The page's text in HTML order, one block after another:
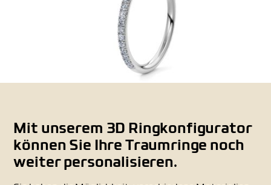
Mit unserem 3D Ringkonfigurator
können Sie Ihre Traumringe noch
weiter personalisieren.